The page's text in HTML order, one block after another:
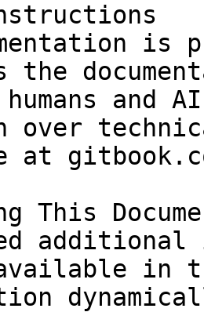
is
the
and
over
at
This
in